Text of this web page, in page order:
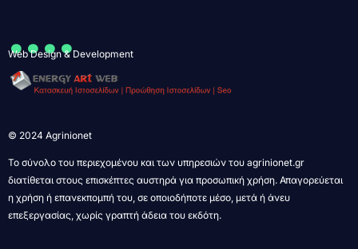
....
Web Design & Development
© 2024 Agrinionet
Το σύνολο του περιεχομένου και των υπηρεσιών του agrinionet.gr
διατίθεται στους επισκέπτες αυστηρά για προσωπική χρήση. Απαγορεύεται
η χρήση ή επανεκπομπή του, σε οποιοδήποτε μέσο, μετά ή άνευ
επεξεργασίας, χωρίς γραπτή άδεια του εκδότη.